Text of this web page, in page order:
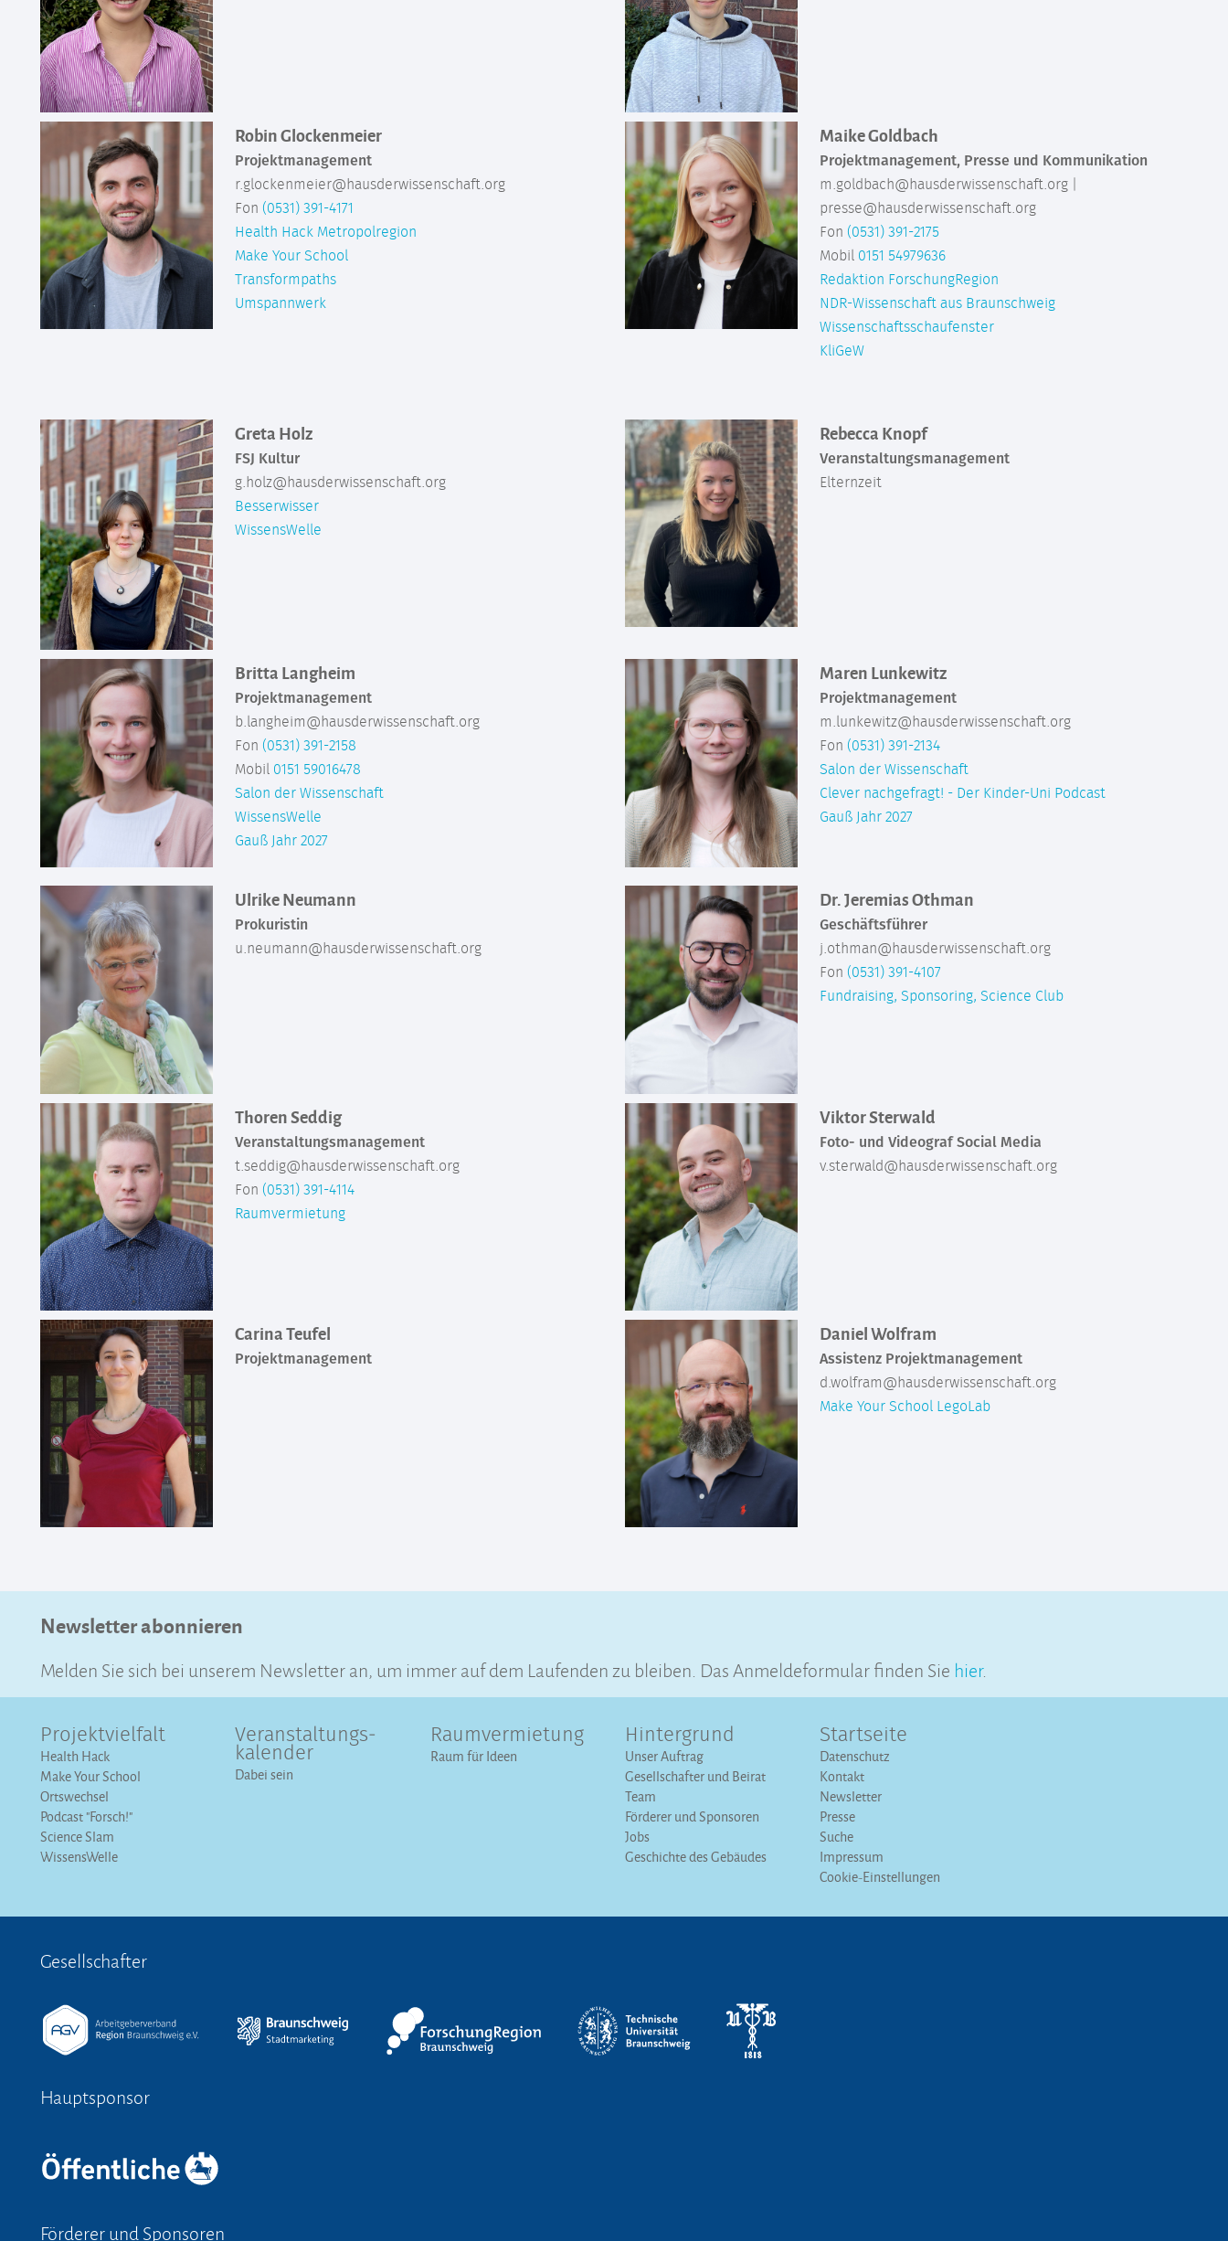
Robin Glockenmeier
Projektmanagement
r.glockenmeier@hausderwissenschaft.org
Fon (0531) 391-4171
Health Hack Metropolregion
Make Your School
Transformpaths
Umspannwerk
Maike Goldbach
Projektmanagement, Presse und Kommunikation
m.goldbach@hausderwissenschaft.org |
presse@hausderwissenschaft.org
Fon (0531) 391-2175
Mobil 0151 54979636
Redaktion ForschungRegion
NDR-Wissenschaft aus Braunschweig
Wissenschaftsschaufenster
KliGeW
Greta Holz
FSJ Kultur
g.holz@hausderwissenschaft.org
Besserwisser
WissensWelle
Rebecca Knopf
Veranstaltungsmanagement
Elternzeit
Britta Langheim
Projektmanagement
b.langheim@hausderwissenschaft.org
Fon (0531) 391-2158
Mobil 0151 59016478
Salon der Wissenschaft
WissensWelle
Gauß Jahr 2027
Maren Lunkewitz
Projektmanagement
m.lunkewitz@hausderwissenschaft.org
Fon (0531) 391-2134
Salon der Wissenschaft
Clever nachgefragt! - Der Kinder-Uni Podcast
Gauß Jahr 2027
Ulrike Neumann
Prokuristin
u.neumann@hausderwissenschaft.org
Dr. Jeremias Othman
Geschäftsführer
j.othman@hausderwissenschaft.org
Fon (0531) 391-4107
Fundraising, Sponsoring, Science Club
Thoren Seddig
Veranstaltungsmanagement
t.seddig@hausderwissenschaft.org
Fon (0531) 391-4114
Raumvermietung
Viktor Sterwald
Foto- und Videograf Social Media
v.sterwald@hausderwissenschaft.org
Carina Teufel
Projektmanagement
Daniel Wolfram
Assistenz Projektmanagement
d.wolfram@hausderwissenschaft.org
Make Your School
LegoLab
Newsletter abonnieren
Melden Sie sich bei unserem Newsletter an, um immer auf dem Laufenden zu bleiben. Das Anmeldeformular finden Sie hier.
Projektvielfalt
Health Hack
Make Your School
Ortswechsel
Podcast "Forsch!"
Science Slam
WissensWelle
Veranstaltungs­
kalender
Dabei sein
Raumvermietung
Raum für Ideen
Hintergrund
Unser Auftrag
Gesellschafter und Beirat
Team
Förderer und Sponsoren
Jobs
Geschichte des Gebäudes
Startseite
Datenschutz
Kontakt
Newsletter
Presse
Suche
Impressum
Cookie-Einstellungen
Gesellschafter
Hauptsponsor
Förderer und Sponsoren